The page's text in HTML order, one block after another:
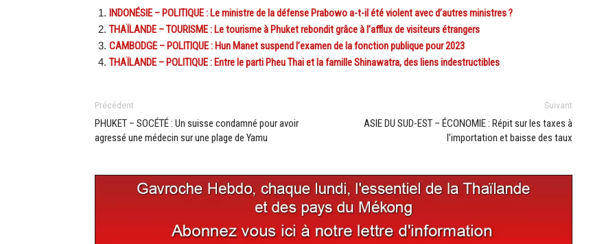
INDONÉSIE – POLITIQUE : Le ministre de la défense Prabowo a-t-il été violent avec d’autres ministres ?
THAÏLANDE – TOURISME : Le tourisme à Phuket rebondit grâce à l’afflux de visiteurs étrangers
CAMBODGE – POLITIQUE : Hun Manet suspend l’examen de la fonction publique pour 2023
THAÏLANDE – POLITIQUE : Entre le parti Pheu Thai et la famille Shinawatra, des liens indestructibles
Précédent
PHUKET – SOCÉTÉ : Un suisse condamné pour avoir
agressé une médecin sur une plage de Yamu
Suivant
ASIE DU SUD-EST – ÉCONOMIE : Répit sur les taxes à
l’importation et baisse des taux